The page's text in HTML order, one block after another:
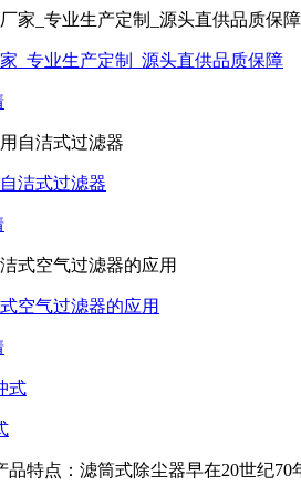
_专业生产定制_源头直供品质保障
洁式过滤器
空气过滤器的应用
品特点：滤筒式除尘器早在20世纪70